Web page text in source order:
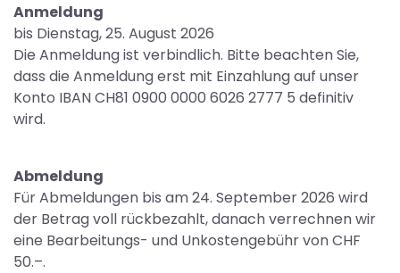
Anmeldung
bis Dienstag, 25. August 2026
Die Anmeldung ist verbindlich. Bitte beachten Sie,
dass die Anmeldung erst mit Einzahlung auf unser
Konto IBAN CH81 0900 0000 6026 2777 5 definitiv
wird.
Abmeldung
Für Abmeldungen bis am 24. September 2026 wird
der Betrag voll rückbezahlt, danach verrechnen wir
eine Bearbeitungs- und Unkostengebühr von CHF
50.–.